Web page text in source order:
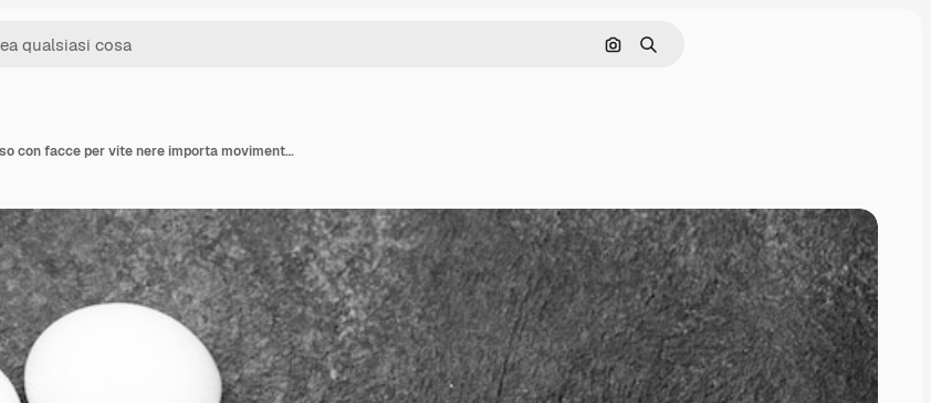
Cerca per immagine
Ricerca
Lay piatto di uova di colore diverso con facce per vite nere importa movimento e spazio di copia